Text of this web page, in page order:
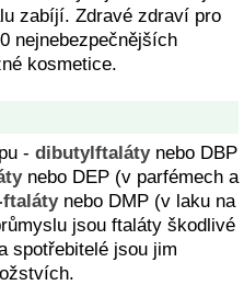
zabíjí. Zdravé zdraví pro
nejnebezpečnějších
kosmetice.
- dibutylftalátynebo DBP
nebo DEP (v parfémech a
nebo DMP (v laku na
jsou ftaláty škodlivé
spotřebitelé jsou jim